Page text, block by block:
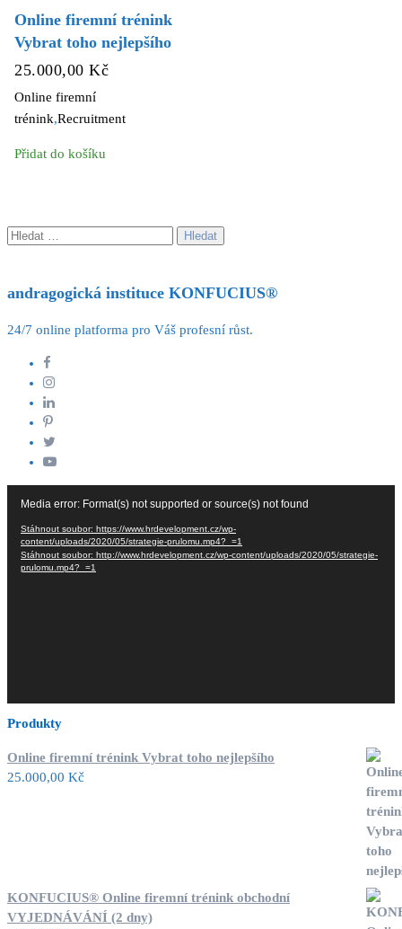
Online firemní trénink
Vybrat toho nejlepšího
25.000,00 Kč
Online firemní
trénink,Recruitment
Přidat do košíku
Vyhledávání
andragogická instituce KONFUCIUS®
24/7 online platforma pro Váš profesní růst.
Media error: Format(s) not supported or source(s) not found
Stáhnout soubor: https://www.hrdevelopment.cz/wp-
content/uploads/2020/05/strategie-prulomu.mp4?_=1
Stáhnout soubor: http://www.hrdevelopment.cz/wp-content/uploads/2020/05/strategie-
prulomu.mp4?_=1
Produkty
Online firemní trénink Vybrat toho nejlepšího
25.000,00 Kč
KONFUCIUS® Online firemní trénink obchodní
VYJEDNÁVÁNÍ (2 dny)